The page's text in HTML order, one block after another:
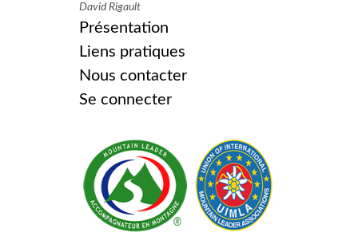
David Rigault
Présentation
Liens pratiques
Nous contacter
Se connecter